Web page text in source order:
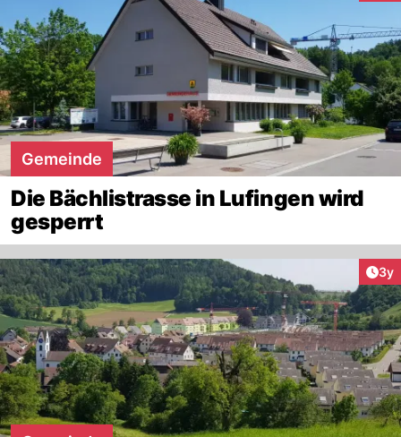
Gemeinde
Die Bächlistrasse in Lufingen wird
gesperrt
3y